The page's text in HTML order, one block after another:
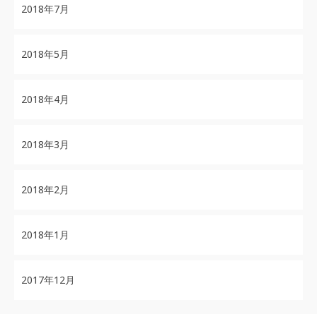
2018年7月
2018年5月
2018年4月
2018年3月
2018年2月
2018年1月
2017年12月